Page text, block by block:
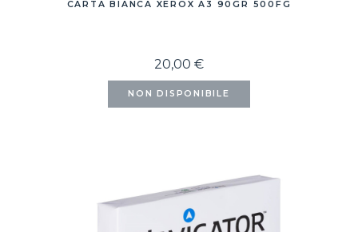
CARTA BIANCA XEROX A3 90GR 500FG
20,00 €
NON DISPONIBILE